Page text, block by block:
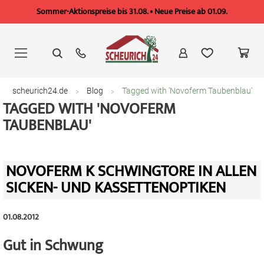
Sommer-Aktionspreise bis 31.08. • Neue Preise ab 01.09.
springen
scheurich24.de Blog Tagged with 'Novoferm Taubenblau'
TAGGED WITH 'NOVOFERM
TAUBENBLAU'
NOVOFERM K SCHWINGTORE IN ALLEN
SICKEN- UND KASSETTENOPTIKEN
01.08.2012
Gut in Schwung